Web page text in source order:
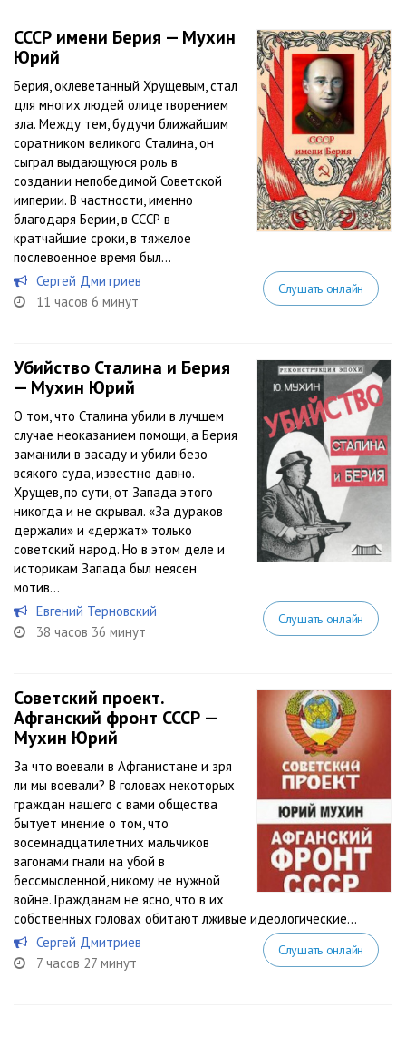
СССР имени Берия — Мухин
Юрий
Берия, оклеветанный Хрущевым, стал
для многих людей олицетворением
зла. Между тем, будучи ближайшим
соратником великого Сталина, он
сыграл выдающуюся роль в
создании непобедимой Советской
империи. В частности, именно
благодаря Берии, в СССР в
кратчайшие сроки, в тяжелое
послевоенное время был...
Сергей Дмитриев
11 часов 6 минут
Слушать онлайн
Убийство Сталина и Берия
— Мухин Юрий
О том, что Сталина убили в лучшем
случае неоказанием помощи, а Берия
заманили в засаду и убили безо
всякого суда, известно давно.
Хрущев, по сути, от Запада этого
никогда и не скрывал. «За дураков
держали» и «держат» только
советский народ. Но в этом деле и
историкам Запада был неясен
мотив...
Евгений Терновский
38 часов 36 минут
Слушать онлайн
Советский проект.
Афганский фронт СССР —
Мухин Юрий
За что воевали в Афганистане и зря
ли мы воевали? В головах некоторых
граждан нашего с вами общества
бытует мнение о том, что
восемнадцатилетних мальчиков
вагонами гнали на убой в
бессмысленной, никому не нужной
войне. Гражданам не ясно, что в их
собственных головах обитают лживые идеологические...
Сергей Дмитриев
7 часов 27 минут
Слушать онлайн